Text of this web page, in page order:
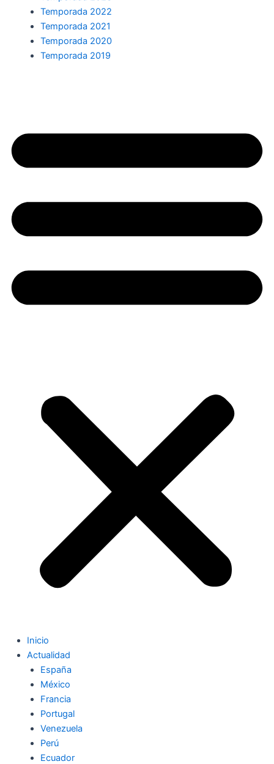
Temporada 2022
Temporada 2021
Temporada 2020
Temporada 2019
Inicio
Actualidad
España
México
Francia
Portugal
Venezuela
Perú
Ecuador